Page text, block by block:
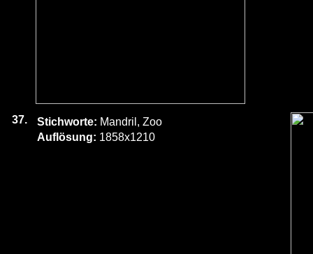
37. Stichworte: Mandril, Zoo
Auflösung: 1858x1210